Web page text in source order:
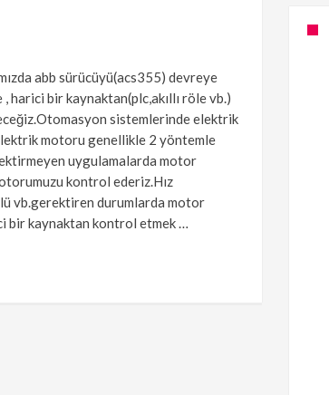
abb sürücüyü(acs355) devreye
, harici bir kaynaktan(plc,akıllı röle vb.)
sistemlerinde elektrik
motoru genellikle 2 yöntemle
uygulamalarda motor
kontrol ederiz.Hız
vb.gerektiren durumlarda motor
bir kaynaktan kontrol etmek …